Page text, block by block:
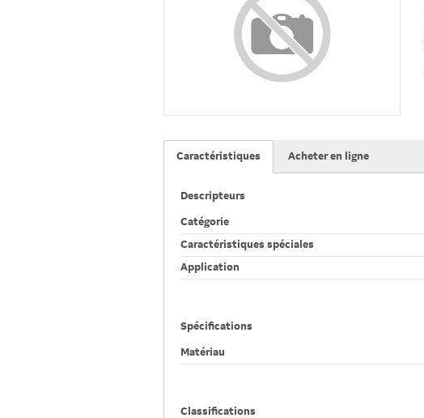
Caractéristiques Acheter en ligne
Descripteurs
Catégorie
Caractéristiques spéciales
Application
Spécifications
Matériau
Classifications